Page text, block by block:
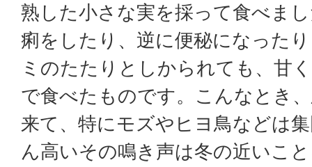
熟した小さな実を採って食べま
痢をしたり、逆に便秘になった
ミのたたりとしかられても、甘
で食べたものです。こんなとき
来て、特にモズやヒヨ鳥などは
ん高いその鳴き声は冬の近いこ